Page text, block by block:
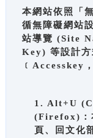
本網站依照「
循無障礙網站
站導覽 (Site
Key) 等設計方
﹝Accesskey
1. Alt+U
(Firefox)：
頁、回文化